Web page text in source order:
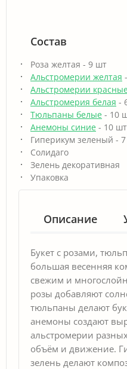
Состав
Роза желтая - 9 шт
Альстромерии желтая
Альстромерии
Альстромерия белая -
Тюльпаны белые - 10
Анемоны синие - 10
Гиперикум зеленый -
Солидаго
Зелень декоративная
Упаковка
Описание
Букет с розами,
большая весенняя
свежим и
розы добавляют
тюльпаны делают
анемоны создают
альстромерии
объём и движение.
зелень делают